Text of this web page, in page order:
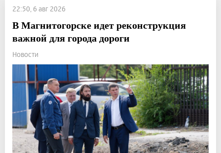
22:50, 6 авг 2026
В Магнитогорске идет реконструкция
важной для города дороги
Новости